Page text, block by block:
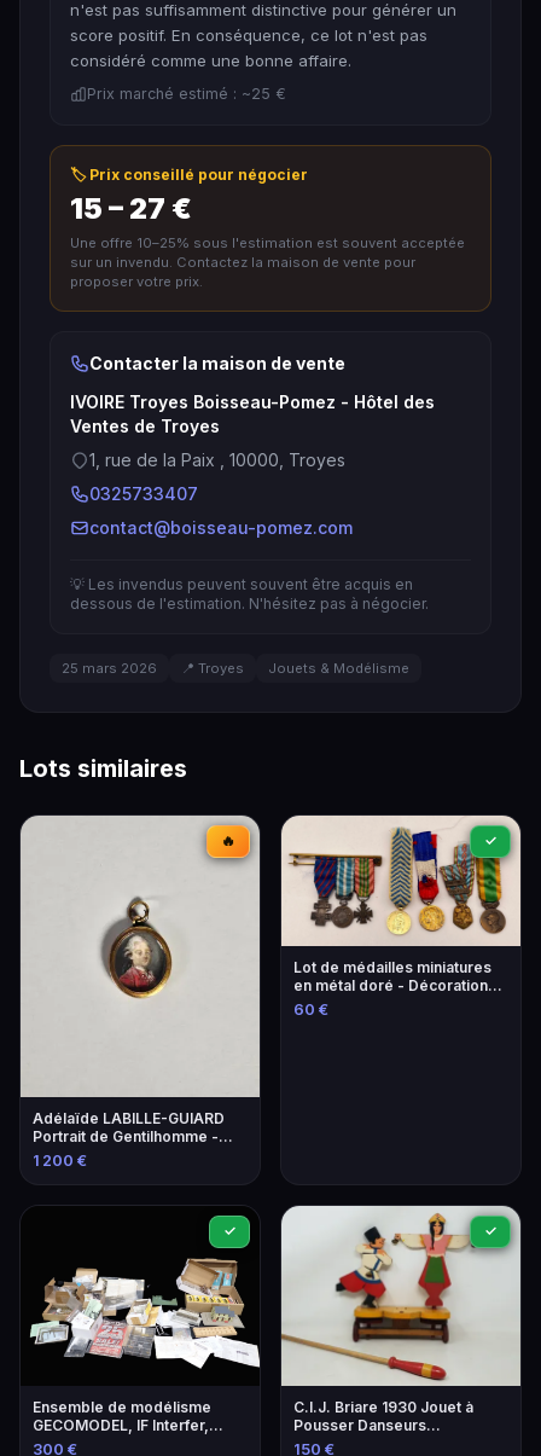
n'est pas suffisamment distinctive pour générer un
score positif. En conséquence, ce lot n'est pas
considéré comme une bonne affaire.
Prix marché estimé : ~25 €
🏷️ Prix conseillé pour négocier
15 – 27 €
Une offre 10–25% sous l'estimation est souvent acceptée
sur un invendu. Contactez la maison de vente pour
proposer votre prix.
Contacter la maison de vente
IVOIRE Troyes Boisseau-Pomez - Hôtel des
Ventes de Troyes
1, rue de la Paix , 10000, Troyes
0325733407
contact@boisseau-pomez.com
💡 Les invendus peuvent souvent être acquis en
dessous de l'estimation. N'hésitez pas à négocier.
25 mars 2026 📍 Troyes Jouets & Modélisme
Lots similaires
🔥
Adélaïde LABILLE-GUIARD
Portrait de Gentilhomme -
Estimation 800-1200€
1 200 €
✓
Lot de médailles miniatures
en métal doré - Décorations
militaires françaises
60 €
✓
Ensemble de modélisme
GECOMODEL, IF Interfer,
Jouef, Marklin - Locomotives
300 €
✓
C.I.J. Briare 1930 Jouet à
Pousser Danseurs
Folkloriques Bois Laqué
150 €